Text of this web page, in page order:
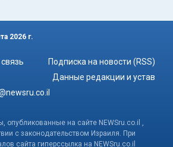
2026 г.
Подписка на новости (RSS)
Данные редакции и устав
опубликованные на сайте NEWSru.co.il ,
с законодательством Израиля. При
сайта гиперссылка на NEWSru.co.il